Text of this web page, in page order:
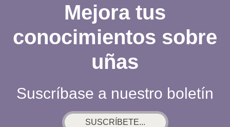
Mejora tus
conocimientos sobre
uñas
Suscríbase a nuestro boletín
SUSCRÍBETE...